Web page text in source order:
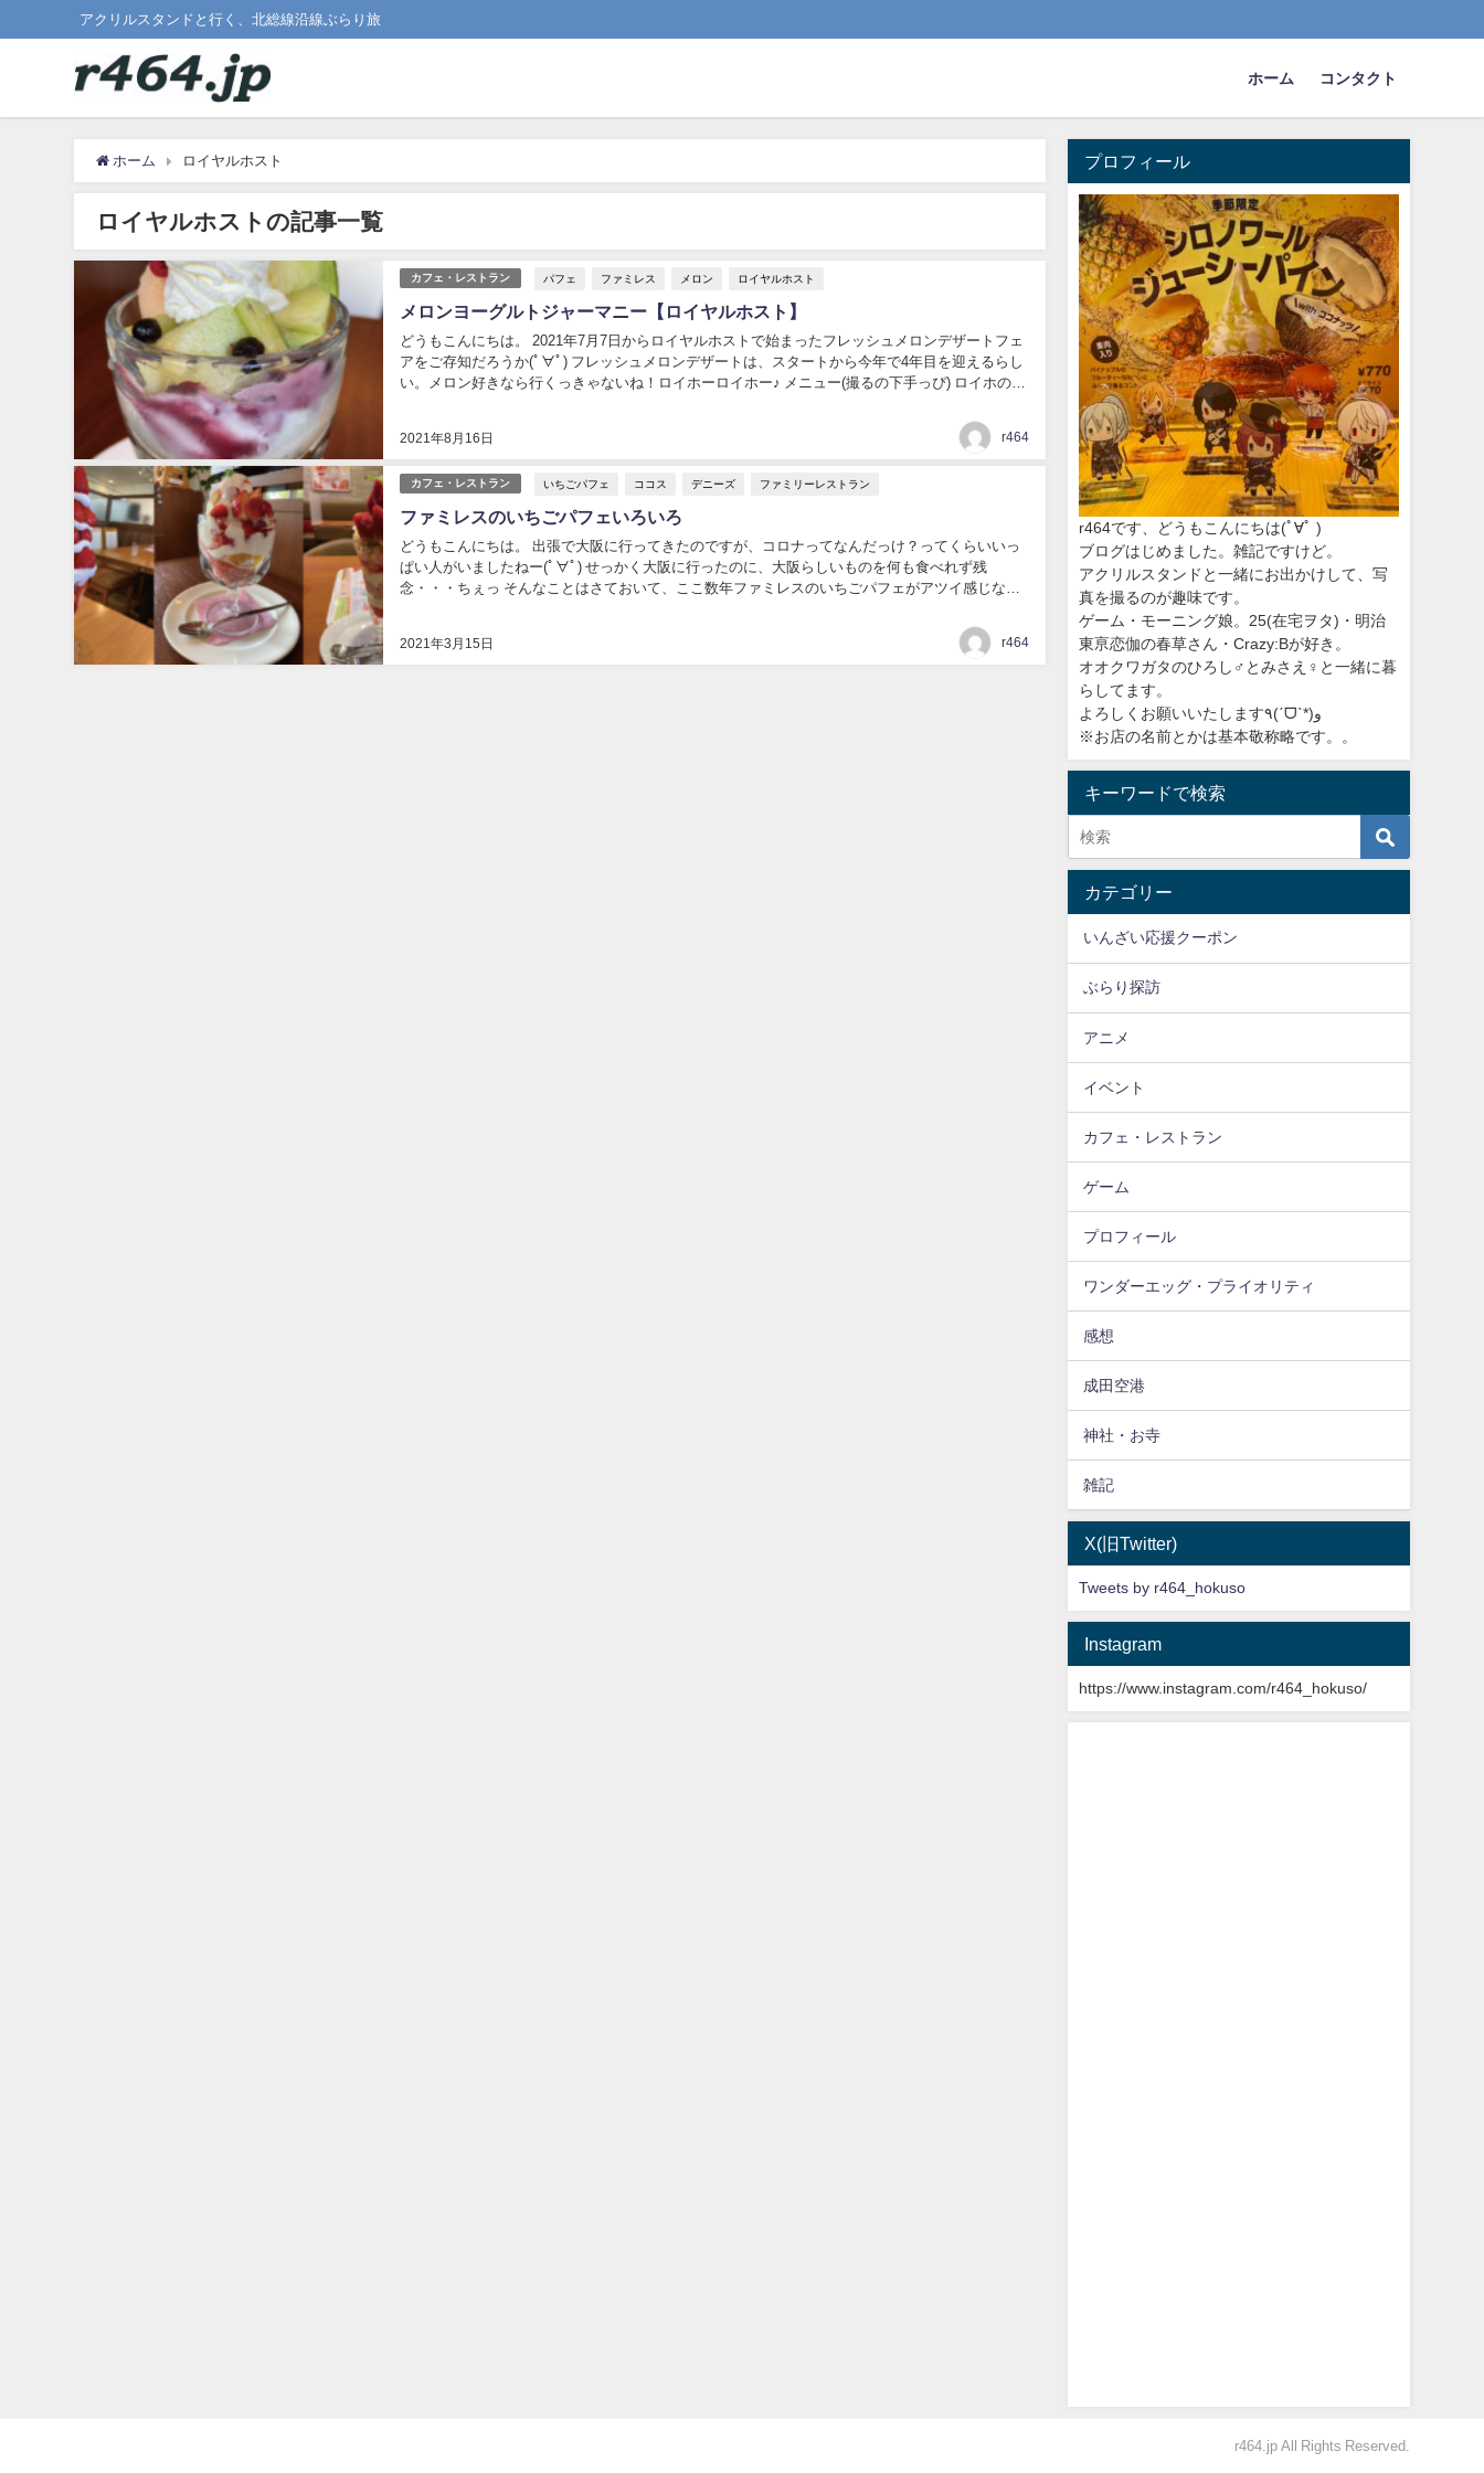
アクリルスタンドと行く、北総線沿線ぶらり旅
ホーム コンタクト
ホーム ロイヤルホスト
ロイヤルホストの記事一覧
カフェ・レストラン パフェ ファミレス メロン ロイヤルホスト
メロンヨーグルトジャーマニー【ロイヤルホスト】
2021年8月16日
どうもこんにちは。 2021年7月7日からロイヤルホストで始まったフレッシュメロンデザートフェ
アをご存知だろうか(ﾟ∀ﾟ) フレッシュメロンデザートは、スタートから今年で4年目を迎えるらし
い。メロン好きなら行くっきゃないね！ロイホーロイホー♪ メニュー(撮るの下手っぴ) ロイホのデ
r464
カフェ・レストラン いちごパフェ ココス デニーズ ファミリーレストラン
ファミレスのいちごパフェいろいろ
2021年3月15日
どうもこんにちは。 出張で大阪に行ってきたのですが、コロナってなんだっけ？ってくらいいっ
ぱい人がいましたねー(ﾟ∀ﾟ) せっかく大阪に行ったのに、大阪らしいものを何も食べれず残
念・・・ちぇっ そんなことはさておいて、ここ数年ファミレスのいちごパフェがアツイ感じなの
r464
プロフィール
r464です、どうもこんにちは(ﾟ∀ﾟ )
ブログはじめました。雑記ですけど。
アクリルスタンドと一緒にお出かけして、写
真を撮るのが趣味です。
ゲーム・モーニング娘。25(在宅ヲタ)・明治
東亰恋伽の春草さん・Crazy:Bが好き。
オオクワガタのひろし♂とみさえ♀と一緒に暮
らしてます。
よろしくお願いいたします٩(ˊᗜˋ*)و
※お店の名前とかは基本敬称略です。。
キーワードで検索
カテゴリー
いんざい応援クーポン
ぶらり探訪
アニメ
イベント
カフェ・レストラン
ゲーム
プロフィール
ワンダーエッグ・プライオリティ
感想
成田空港
神社・お寺
雑記
X(旧Twitter)
Tweets by r464_hokuso
Instagram
https://www.instagram.com/r464_hokuso/
r464.jp All Rights Reserved.